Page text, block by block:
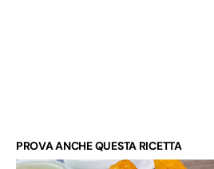
PROVA ANCHE QUESTA RICETTA